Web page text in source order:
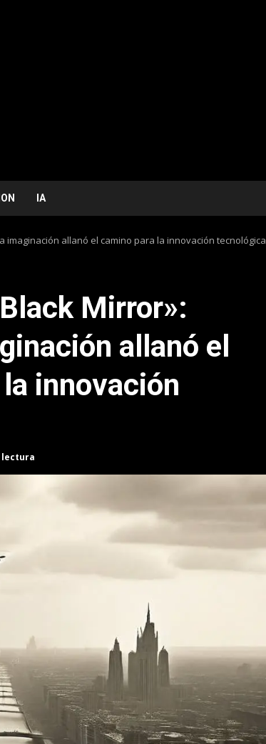
IA
imaginación allanó el camino para la innovación tecnológica
Mirror»:
allanó el
innovación
lectura